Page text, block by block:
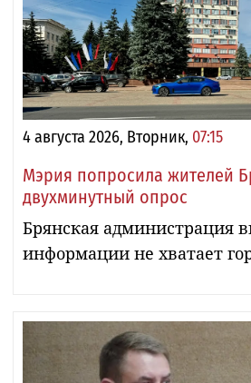
4 августа 2026, Вторник, 07:15
Мэрия попросила жителей
двухминутный опрос
Брянская администрация
информации не хватает